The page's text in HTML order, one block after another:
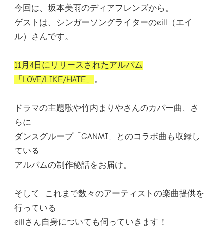
EILL、
は
イ
ー
楽
い
今回は、坂本美雨のディアフレンズから。
ゲストは、シンガーソングライターのeill（エイ
ル）さんです。
11月4日にリリースされたアルバム
「LOVE/LIKE/HATE」
。
ドラマの主題歌や竹内まりやさんのカバー曲、さ
らに
ダンスグループ「GANMI」とのコラボ曲も収録し
ている
アルバムの制作秘話をお届け。
そして…これまで数々のアーティストの楽曲提供を
行っている
eillさん自身についても伺っていきます！